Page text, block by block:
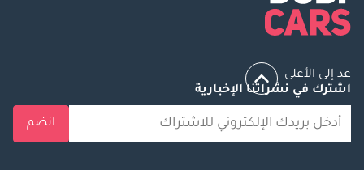
عد إلى الأعلى
اشترك في نشراتنا الإخبارية
انضم